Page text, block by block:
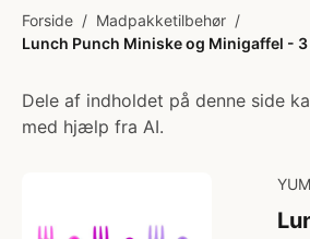
Forside / Madpakketilbehør /
Lunch Punch Miniske og Minigaffel -
Dele af indholdet på denne side
med hjælp fra AI.